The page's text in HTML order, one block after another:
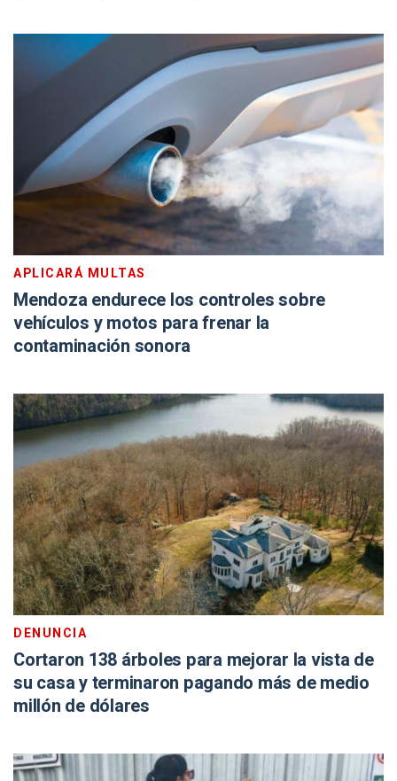
APLICARÁ MULTAS
Mendoza endurece los controles sobre
vehículos y motos para frenar la
contaminación sonora
DENUNCIA
Cortaron 138 árboles para mejorar la vista de
su casa y terminaron pagando más de medio
millón de dólares